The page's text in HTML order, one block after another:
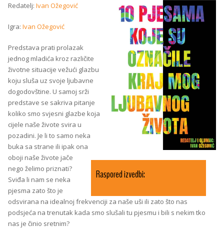
Raspored izvedbi:
Redatelj: Ivan Ožegović
Igra: Ivan Ožegović
Predstava prati prolazak
jednog mladića kroz različite
životne situacije vežući glazbu
koju sluša uz svoje ljubavne
dogodovštine. U samoj srži
predstave se sakriva pitanje
koliko smo svjesni glazbe koja
cijele naše živote svira u
pozadini. Je li to samo neka
buka sa strane ili ipak ona
oboji naše živote jače
nego želimo priznati?
Sviđa li nam se neka
pjesma zato što je
odsvirana na idealnoj frekvenciji za naše uši ili zato što nas
podsjeća na trenutak kada smo slušali tu pjesmu i bili s nekim tko
nas je činio sretnim?